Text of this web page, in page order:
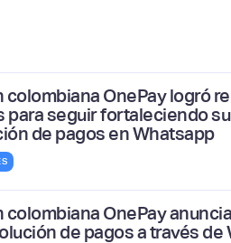
colombiana OnePay logró
para seguir fortaleciendo
de pagos en Whatsapp
colombiana OnePay
de pagos a través de